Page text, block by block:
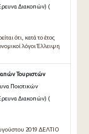
Διακοπών) (
ότι, κατά το έτος
λόγοι Έλλειψη
Τουριστών
Ποιοτικών
Διακοπών) (
2019 ΔΕΛΤΙΟ